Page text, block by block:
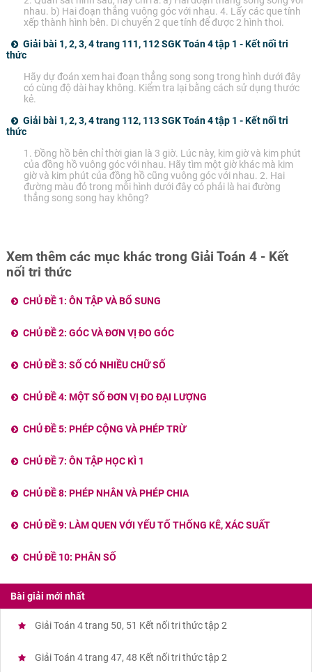
nhau. b) Hai đoạn thẳng vuông góc với nhau. 4. Lấy các que tính
xếp thành hình bên. Di chuyển 2 que tính để được 2 hình thoi.
Giải bài 1, 2, 3, 4 trang 111, 112 SGK Toán 4 tập 1 - Kết nối tri
thức
Hãy dự đoán xem hai đoạn thẳng song song trong hình dưới đây
có cùng độ dài hay không. Kiểm tra lại bằng cách sử dụng thước
kẻ.
Giải bài 1, 2, 3, 4 trang 112, 113 SGK Toán 4 tập 1 - Kết nối tri
thức
1. Đồng hồ bên chỉ thời gian là 3 giờ. Lúc này, kim giờ và kim phút
của đồng hồ vuông góc với nhau. Hãy tìm một giờ khác mà kim
giờ và kim phút của đồng hồ cũng vuông góc với nhau. 2. Hai
đường màu đỏ trong mỗi hình dưới đây có phải là hai đường
thẳng song song hay không?
Xem thêm các mục khác trong Giải Toán 4 - Kết
nối tri thức
CHỦ ĐỀ 1: ÔN TẬP VÀ BỔ SUNG
CHỦ ĐỀ 2: GÓC VÀ ĐƠN VỊ ĐO GÓC
CHỦ ĐỀ 3: SỐ CÓ NHIỀU CHỮ SỐ
CHỦ ĐỀ 4: MỘT SỐ ĐƠN VỊ ĐO ĐẠI LƯỢNG
CHỦ ĐỀ 5: PHÉP CỘNG VÀ PHÉP TRỪ
CHỦ ĐỀ 7: ÔN TẬP HỌC KÌ 1
CHỦ ĐỀ 8: PHÉP NHÂN VÀ PHÉP CHIA
CHỦ ĐỀ 9: LÀM QUEN VỚI YẾU TỐ THỐNG KÊ, XÁC SUẤT
CHỦ ĐỀ 10: PHÂN SỐ
Bài giải mới nhất
Giải Toán 4 trang 50, 51 Kết nối tri thức tập 2
Giải Toán 4 trang 47, 48 Kết nối tri thức tập 2